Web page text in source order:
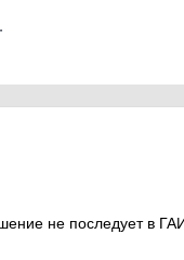
не последует в